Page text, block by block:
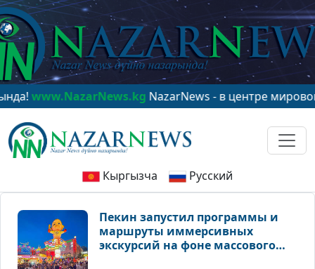
NazarNews - в центре мирового
Кыргызча Русский
Пекин запустил программы и
маршруты иммерсивных
экскурсий на фоне массового